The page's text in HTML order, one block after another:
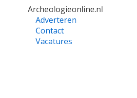
Archeologieonline.nl
Adverteren
Contact
Vacatures